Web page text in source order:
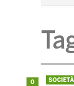
0 SOCIETÀ